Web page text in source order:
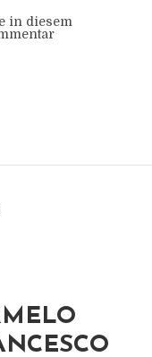
in diesem